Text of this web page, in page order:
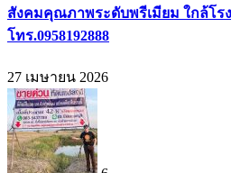
สังคมคุณภาพระดับพรีเมียม ใกล้โร
โทร.0958192888
27 เมษายน 2026